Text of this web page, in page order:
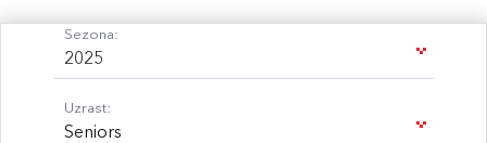
Sezona:
2025
Uzrast:
Seniors